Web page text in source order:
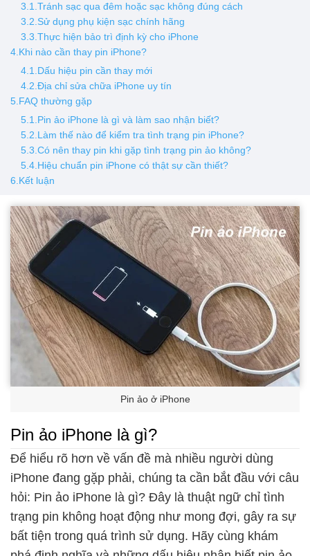
3.1.Tránh sạc qua đêm hoặc sạc không đúng cách
3.2.Sử dụng phụ kiện sạc chính hãng
3.3.Thực hiện bảo trì định kỳ cho iPhone
4.Khi nào cần thay pin iPhone?
4.1.Dấu hiệu pin cần thay mới
4.2.Địa chỉ sửa chữa iPhone uy tín
5.FAQ thường gặp
5.1.Pin ảo iPhone là gì và làm sao nhận biết?
5.2.Làm thế nào để kiểm tra tình trạng pin iPhone?
5.3.Có nên thay pin khi gặp tình trạng pin ảo không?
5.4.Hiệu chuẩn pin iPhone có thật sự cần thiết?
6.Kết luận
Pin ảo ở iPhone
Pin ảo iPhone là gì?
Để hiểu rõ hơn về vấn đề mà nhiều người dùng
iPhone đang gặp phải, chúng ta cần bắt đầu với câu
hỏi: Pin ảo iPhone là gì? Đây là thuật ngữ chỉ tình
trạng pin không hoạt động như mong đợi, gây ra sự
bất tiện trong quá trình sử dụng. Hãy cùng khám